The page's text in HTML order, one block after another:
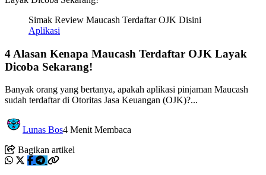
Simak Review Maucash Terdaftar OJK Disini
Aplikasi
4 Alasan Kenapa Maucash Terdaftar OJK Layak
Dicoba Sekarang!
Banyak orang yang bertanya, apakah aplikasi pinjaman Maucash
sudah terdaftar di Otoritas Jasa Keuangan (OJK)?...
Lunas Bos4 Menit Membaca
Bagikan artikel